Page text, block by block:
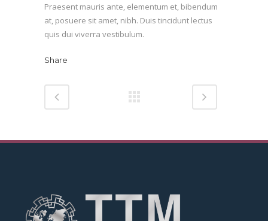
Praesent mauris ante, elementum et, bibendum
at, posuere sit amet, nibh. Duis tincidunt lectus
quis dui viverra vestibulum.
Share